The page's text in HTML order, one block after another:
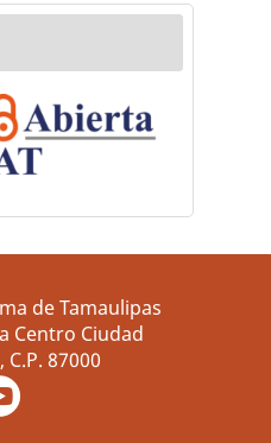
de Tamaulipas
Centro Ciudad
87000